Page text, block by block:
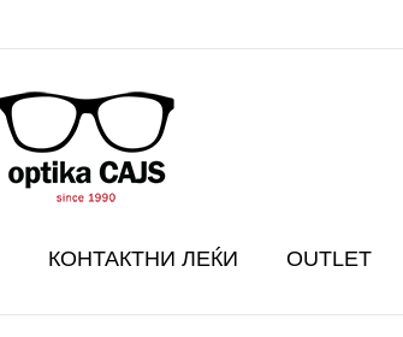
КОНТАКТНИ ЛЕЌИ OUTLET